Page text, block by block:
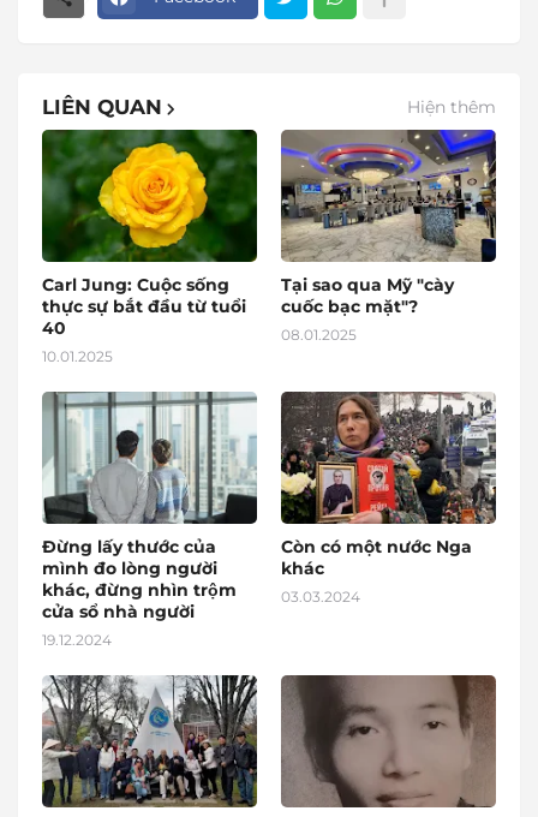
LIÊN QUAN Hiện thêm
Carl Jung: Cuộc sống
thực sự bắt đầu từ tuổi
40
10.01.2025
Tại sao qua Mỹ "cày
cuốc bạc mặt"?
08.01.2025
Đừng lấy thước của
mình đo lòng người
khác, đừng nhìn trộm
cửa sổ nhà người
19.12.2024
Còn có một nước Nga
khác
03.03.2024